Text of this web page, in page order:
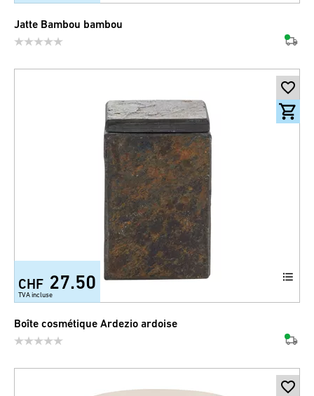
Jatte Bambou bambou
CHF 27.50
TVA incluse
Boîte cosmétique Ardezio ardoise